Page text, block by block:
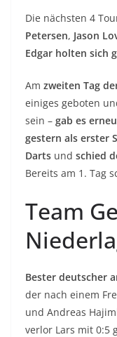
Die nächsten 4
Petersen, Jason
Edgar holten sich
Am zweiten Tag
einiges geboten
sein – gab es
gestern als erster
Darts und schied
Bereits am 1. Tag
Team
Bester deutscher
der nach einem
und Andreas
verlor Lars mit 0:5